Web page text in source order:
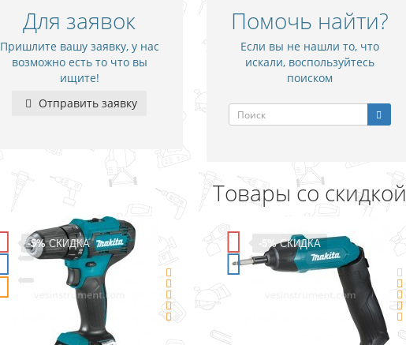
Для заявок
Пришлите вашу заявку, у нас
возможно есть то что вы
ищите!
Отправить заявку
Помочь найти?
Если вы не нашли то, что
искали, воспользуйтесь
поиском
Товары со скидкой
-5%СКИДКА -15%СКИДКА